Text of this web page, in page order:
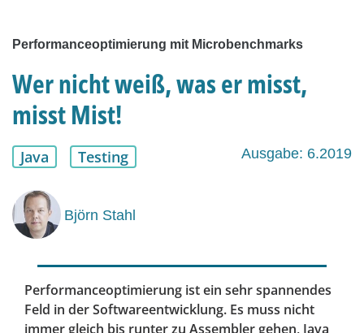
Performanceoptimierung mit Microbenchmarks
Wer nicht weiß, was er misst,
misst Mist!
Java Testing Ausgabe: 6.2019
Björn Stahl
Performanceoptimierung ist ein sehr spannendes
Feld in der Softwareentwicklung. Es muss nicht
immer gleich bis runter zu Assembler gehen, Java